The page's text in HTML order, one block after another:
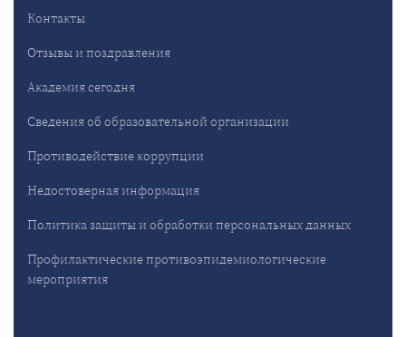
Контакты
Отзывы и поздравления
Академия сегодня
Сведения об образовательной организации
Противодействие коррупции
Недостоверная информация
Политика защиты и обработки персональных данных
Профилактические противоэпидемиологические
мероприятия